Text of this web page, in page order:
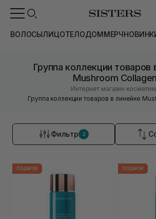
ВОЛОСЫЛИЦОТЕЛОДОММЕРЧ
Группа коллекции товаров
Mushroom Collagen
Интернет магазин
Группа коллекции товаров в линейке
Фильтр 2
ПОДАРОК ПОДАРОК